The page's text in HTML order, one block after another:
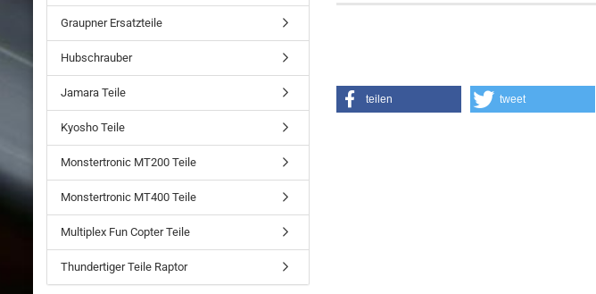
teilen tweet
Graupner Ersatzteile
Hubschrauber
Jamara Teile
Kyosho Teile
Monstertronic MT200 Teile
Monstertronic MT400 Teile
Multiplex Fun Copter Teile
Thundertiger Teile Raptor